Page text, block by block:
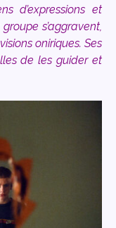
d’expressions et
s’aggravent,
oniriques. Ses
de les guider et